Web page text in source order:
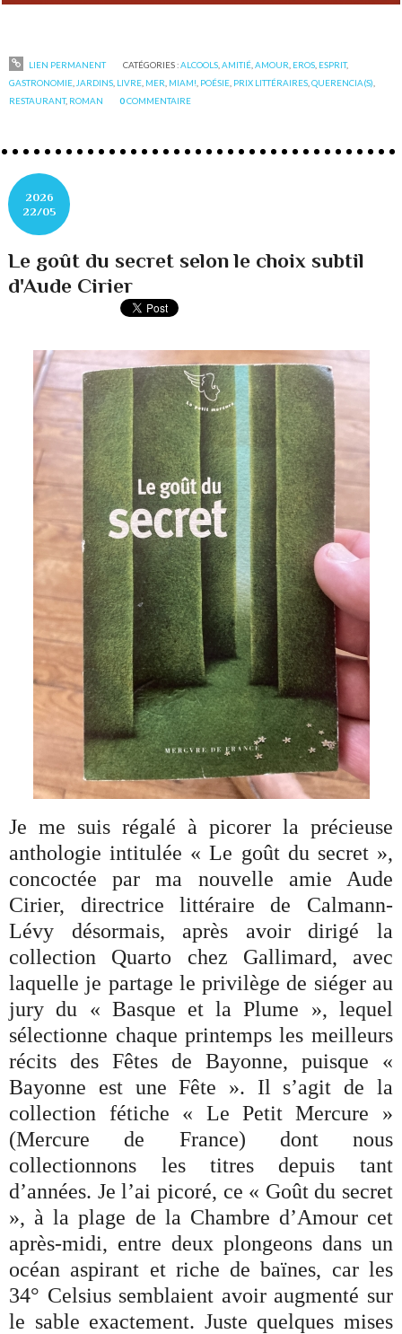
LIEN PERMANENT CATÉGORIES :ALCOOLS, AMITIÉ, AMOUR EROS, ESPRIT,
GASTRONOMIE JARDINS LIVRE MER MIAM! POÉSIE PRIX LITTÉRAIRES ,QUERENCIA(S)
RESTAURANT, ROMAN 0COMMENTAIRE
2026
22/05
Le goût du secret selon le choix subtil
d'Aude Cirier
Je me suis régalé à picorer la précieuse
anthologie intitulée « Le goût du secret »,
concoctée par ma nouvelle amie Aude
Cirier, directrice littéraire de Calmann-
Lévy désormais, après avoir dirigé la
collection Quarto chez Gallimard, avec
laquelle je partage le privilège de siéger au
jury du « Basque et la Plume », lequel
sélectionne chaque printemps les meilleurs
récits des Fêtes de Bayonne, puisque «
Bayonne est une Fête ». Il s’agit de la
collection fétiche « Le Petit Mercure »
(Mercure de France) dont nous
collectionnons les titres depuis tant
d’années. Je l’ai picoré, ce « Goût du secret
», à la plage de la Chambre d’Amour cet
après-midi, entre deux plongeons dans un
océan aspirant et riche de baïnes, car les
34° Celsius semblaient avoir augmenté sur
le sable exactement. Juste quelques mises